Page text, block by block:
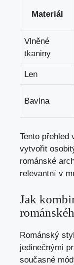
Materiál
Vlněné
tkaniny
Len
Bavlna
Tento přehled
vytvořit
románské
relevantní v
Jak
Románský
jedinečnými
současné